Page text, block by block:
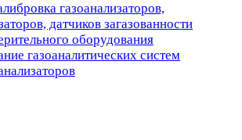
газоанализаторов,
датчиков загазованности
оборудования
газоаналитических систем